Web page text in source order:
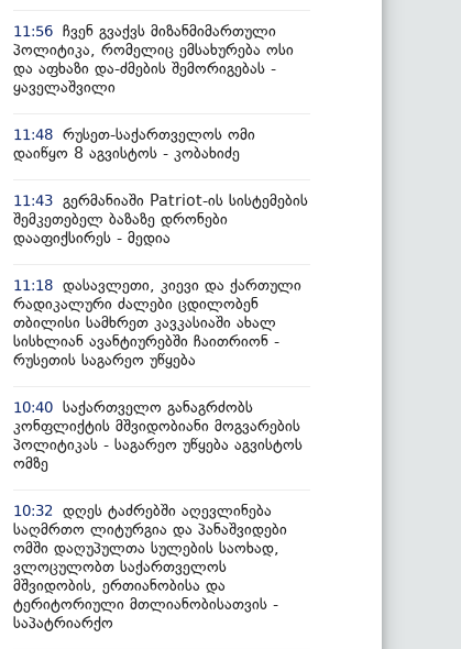
11:56 ჩვენ გვაქვს მიზანმიმართული
პოლიტიკა, რომელიც ემსახურება ოსი
და აფხაზი და-ძმების შემორიგებას -
ყაველაშვილი
11:48 რუსეთ-საქართველოს ომი
დაიწყო 8 აგვისტოს - კობახიძე
11:43 გერმანიაში Patriot-ის სისტემების
შემკეთებელ ბაზაზე დრონები
დააფიქსირეს - მედია
11:18 დასავლეთი, კიევი და ქართული
რადიკალური ძალები ცდილობენ
თბილისი სამხრეთ კავკასიაში ახალ
სისხლიან ავანტიურებში ჩაითრიონ -
რუსეთის საგარეო უწყება
10:40 საქართველო განაგრძობს
კონფლიქტის მშვიდობიანი მოგვარების
პოლიტიკას - საგარეო უწყება აგვისტოს
ომზე
10:32
დღეს ტაძრებში აღევლინება
საღმრთო ლიტურგია და პანაშვიდები
ომში დაღუპულთა სულების საოხად,
ვლოცულობთ საქართველოს
მშვიდობის, ერთიანობისა და
ტერიტორიული მთლიანობისათვის -
საპატრიარქო